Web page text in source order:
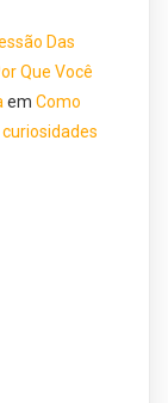
Das
Que Você
em Como